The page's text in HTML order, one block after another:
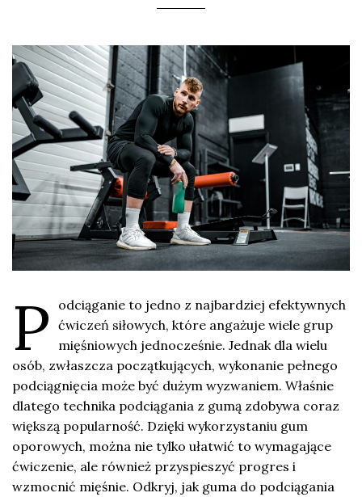
P
odciąganie to jedno z najbardziej efektywnych
ćwiczeń siłowych, które angażuje wiele grup
mięśniowych jednocześnie. Jednak dla wielu
osób, zwłaszcza początkujących, wykonanie pełnego
podciągnięcia może być dużym wyzwaniem. Właśnie
dlatego technika podciągania z gumą zdobywa coraz
większą popularność. Dzięki wykorzystaniu gum
oporowych, można nie tylko ułatwić to wymagające
ćwiczenie, ale również przyspieszyć progres i
wzmocnić mięśnie. Odkryj, jak guma do podciągania